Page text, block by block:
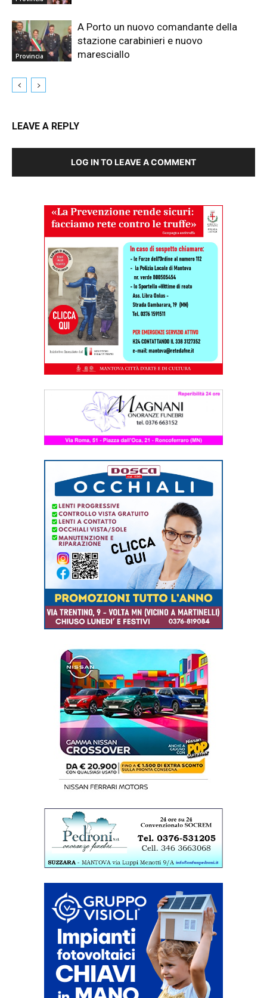
Provincia
A Porto un nuovo comandante della
stazione carabinieri e nuovo
maresciallo
LEAVE A REPLY
LOG IN TO LEAVE A COMMENT